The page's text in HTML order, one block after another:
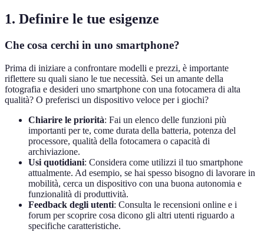
1. Definire le tue esigenze
Che cosa cerchi in uno smartphone?
Prima di iniziare a confrontare modelli e prezzi, è importante
riflettere su quali siano le tue necessità. Sei un amante della
fotografia e desideri uno smartphone con una fotocamera di alta
qualità? O preferisci un dispositivo veloce per i giochi?
Chiarire le priorità: Fai un elenco delle funzioni più
importanti per te, come durata della batteria, potenza del
processore, qualità della fotocamera o capacità di
archiviazione.
Usi quotidiani: Considera come utilizzi il tuo smartphone
attualmente. Ad esempio, se hai spesso bisogno di lavorare in
mobilità, cerca un dispositivo con una buona autonomia e
funzionalità di produttività.
Feedback degli utenti: Consulta le recensioni online e i
forum per scoprire cosa dicono gli altri utenti riguardo a
specifiche caratteristiche.